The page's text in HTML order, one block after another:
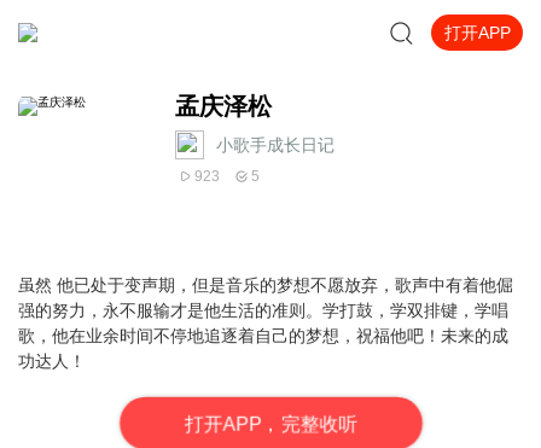
打开APP
孟庆泽松
小歌手成长日记
923 5
虽然 他已处于变声期，但是音乐的梦想不愿放弃，歌声中有着他倔
强的努力，永不服输才是他生活的准则。学打鼓，学双排键，学唱
歌，他在业余时间不停地追逐着自己的梦想，祝福他吧！未来的成
功达人！
打开APP，完整收听